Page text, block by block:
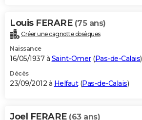
Louis FERARE (75 ans)
Créer une cagnotte obsèques
Naissance
16/05/1937 à Saint-Omer(Pas-de-Calais)
Décès
23/09/2012 à Helfaut(Pas-de-Calais)
Joel FERARE (63 ans)